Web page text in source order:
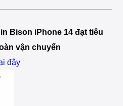
Bison iPhone 14 đạt tiêu
vận chuyển
đây